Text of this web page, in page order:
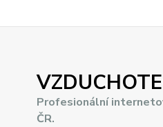
Profesionální
ČR.